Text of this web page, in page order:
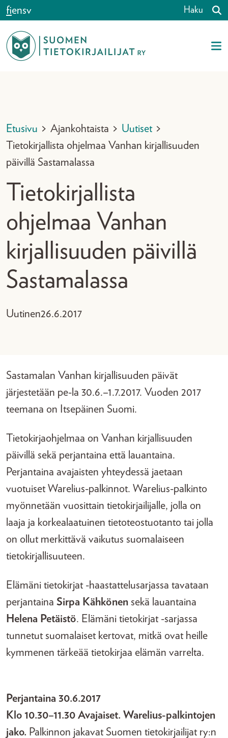
Siirry sisältöön
fiensv Haku
Etusivu > Ajankohtaista > Uutiset >
Tietokirjallista ohjelmaa Vanhan kirjallisuuden
päivillä Sastamalassa
Tietokirjallista
ohjelmaa Vanhan
kirjallisuuden päivillä
Sastamalassa
Uutinen26.6.2017
Sastamalan Vanhan kirjallisuuden päivät
järjestetään pe-la 30.6.–1.7.2017. Vuoden 2017
teemana on Itsepäinen Suomi.
Tietokirjaohjelmaa on Vanhan kirjallisuuden
päivillä sekä perjantaina että lauantaina.
Perjantaina avajaisten yhteydessä jaetaan
vuotuiset Warelius-palkinnot. Warelius-palkinto
myönnetään vuosittain tietokirjailijalle, jolla on
laaja ja korkealaatuinen tietoteostuotanto tai jolla
on ollut merkittävä vaikutus suomalaiseen
tietokirjallisuuteen.
Elämäni tietokirjat -haastattelusarjassa tavataan
perjantaina Sirpa Kähkönen sekä lauantaina
Helena Petäistö. Elämäni tietokirjat -sarjassa
tunnetut suomalaiset kertovat, mitkä ovat heille
kymmenen tärkeää tietokirjaa elämän varrelta.
Perjantaina 30.6.2017
Klo 10.30–11.30 Avajaiset. Warelius-palkintojen
jako. Palkinnon jakavat Suomen tietokirjailijat ry:n